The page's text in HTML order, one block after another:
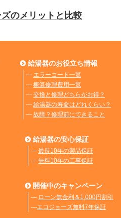
のメリットと比較
給湯器のお役立ち情報
― エラーコード一覧
― 概算修理費用一覧
― 交換と修理どちらがお得？
― 給湯器の寿命はどれくらい？
― 故障？修理前にできること
給湯器の安心保証
― 最長10年の製品保証
― 無料10年の工事保証
開催中のキャンペーン
― ローン無金利＆1,000円割引
―エコジョーズ無料7年保証